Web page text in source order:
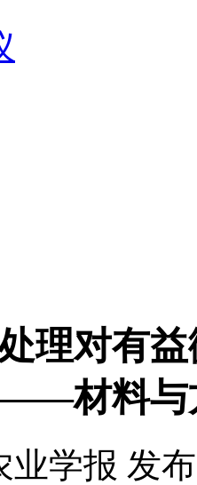
理对有
材料与
业学报 发